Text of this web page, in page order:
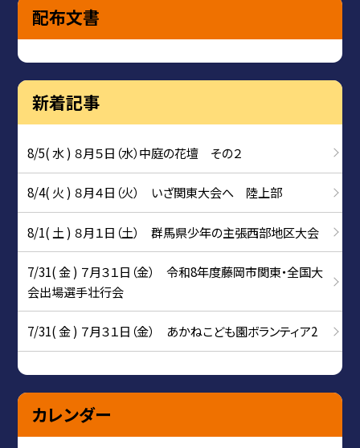
配布文書
新着記事
8/5( 水 ) ８月５日（水）中庭の花壇 その２
8/4( 火 ) ８月４日（火） いざ関東大会へ 陸上部
8/1( 土 ) ８月１日（土） 群馬県少年の主張西部地区大会
7/31( 金 ) ７月３１日（金） 令和8年度藤岡市関東・全国大
会出場選手壮行会
7/31( 金 ) ７月３１日（金） あかねこども園ボランティア2
カレンダー